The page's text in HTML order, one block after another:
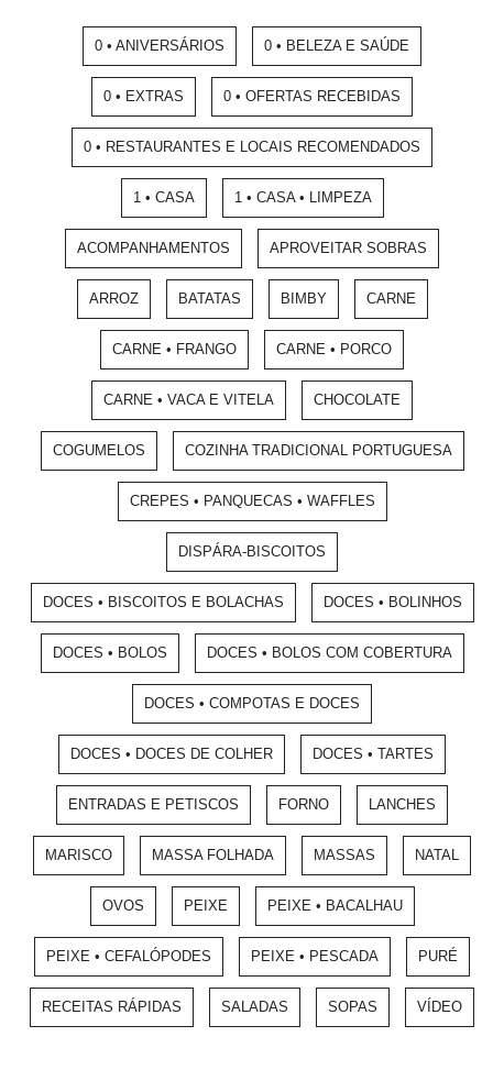
0 • ANIVERSÁRIOS 0 • BELEZA E SAÚDE
0 • EXTRAS 0 • OFERTAS RECEBIDAS
0 • RESTAURANTES E LOCAIS RECOMENDADOS
1 • CASA 1 • CASA • LIMPEZA
ACOMPANHAMENTOS APROVEITAR SOBRAS
ARROZ BATATAS BIMBY CARNE
CARNE • FRANGO CARNE • PORCO
CARNE • VACA E VITELA CHOCOLATE
COGUMELOS COZINHA TRADICIONAL PORTUGUESA
CREPES • PANQUECAS • WAFFLES
DISPÁRA-BISCOITOS
DOCES • BISCOITOS E BOLACHAS DOCES • BOLINHOS
DOCES • BOLOS DOCES • BOLOS COM COBERTURA
DOCES • COMPOTAS E DOCES
DOCES • DOCES DE COLHER DOCES • TARTES
ENTRADAS E PETISCOS FORNO LANCHES
MARISCO MASSA FOLHADA MASSAS NATAL
OVOS PEIXE PEIXE • BACALHAU
PEIXE • CEFALÓPODES PEIXE • PESCADA PURÉ
RECEITAS RÁPIDAS SALADAS SOPAS VÍDEO